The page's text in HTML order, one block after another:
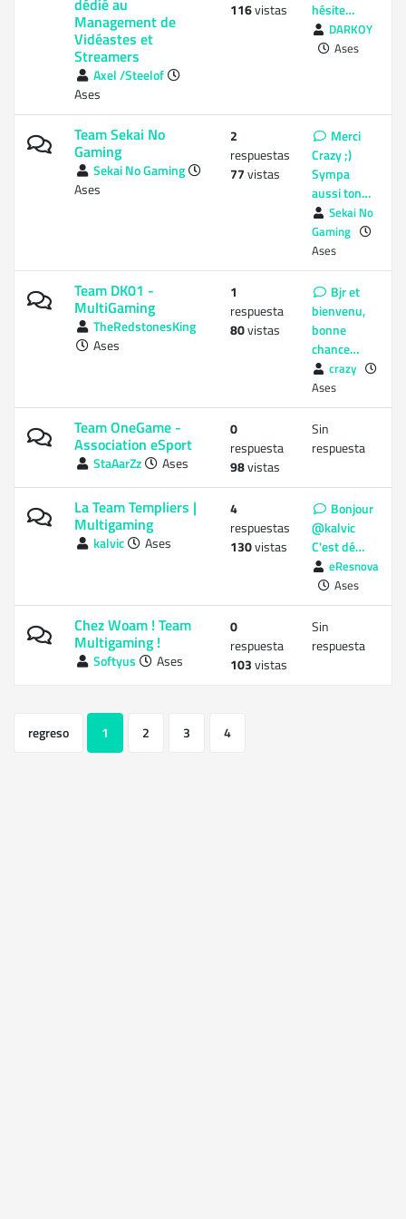
dédié au
Management de
Vidéastes et
Streamers
Axel /Steelof
Ases
116vistas hésite…
DARKOY
Ases
Team Sekai No
Gaming
Sekai No Gaming
Ases
2
respuestas
77vistas
Merci
Crazy ;)
Sympa
aussi ton…
Sekai No
Gaming
Ases
Team DK01 -
MultiGaming
TheRedstonesKing
Ases
1
respuesta
80vistas
Bjr et
bienvenu,
bonne
chance…
crazy
Ases
Team OneGame -
Association eSport
StaAarZz Ases
0
respuesta
98vistas
Sin
respuesta
La Team Templiers |
Multigaming
kalvic Ases
4
respuestas
130vistas
Bonjour
@kalvic
C'est dé…
eResnova
Ases
Chez Woam ! Team
Multigaming !
Softyus Ases
0
respuesta
103vistas
Sin
respuesta
regreso 1 2 3 4